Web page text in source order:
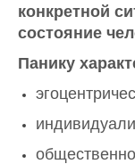
конкретной
состояние
Панику